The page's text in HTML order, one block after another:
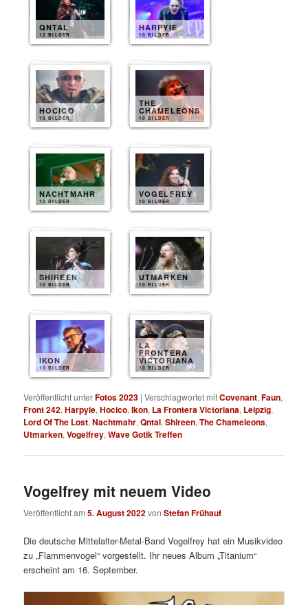
QNTAL
12 BILDER
HARPYIE
10 BILDER
HOCICO
10 BILDER
THE
CHAMELEONS
10 BILDER
NACHTMAHR
10 BILDER
VOGELFREY
10 BILDER
SHIREEN
10 BILDER
UTMARKEN
10 BILDER
IKON
10 BILDER
LA
FRONTERA
VICTORIANA
10 BILDER
Veröffentlicht unterFotos 2023 |Verschlagwortet mitCovenant,Faun,
Front 242,Harpyie,Hocico,Ikon, La Frontera Victoriana, Leipzig,
Lord Of The Lost,Nachtmahr,Qntal,Shireen,The Chameleons,
Utmarken,Vogelfrey,Wave Gotik Treffen
Vogelfrey mit neuem Video
Veröffentlicht am5. August 2022vonStefan Frühauf
Die deutsche Mittelalter-Metal-Band Vogelfrey hat ein Musikvideo
zu „Flammenvogel“ vorgestellt. Ihr neues Album „Titanium“
erscheint am 16. September.